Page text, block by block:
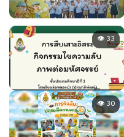
👁 33
👁 30